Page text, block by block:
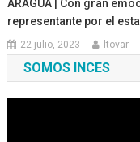
ARAGUA | Con gran
representante por el
22 julio, 2023 ltovar
SOMOS INCES